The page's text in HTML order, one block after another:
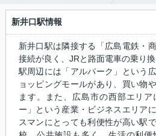
新井口駅情報
新井口駅は隣接する「広島電鉄・
接続が良く、JRと路面電車の乗り換
駅周辺には「アルパーク」という
ョッピングモールがあり、買い物
ます。また、広島市の西部エリ
ー」という産業・ビジネスエリア
スマンにとっても利便性が高い駅